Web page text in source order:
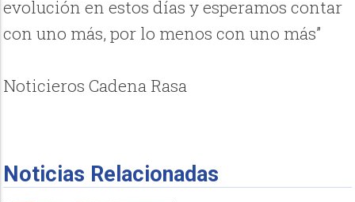
evolución en estos días y esperamos contar
con uno más, por lo menos con uno más”
Noticieros Cadena Rasa
Noticias Relacionadas